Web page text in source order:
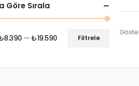
Göre Sırala
Filtrele
—₺19.590